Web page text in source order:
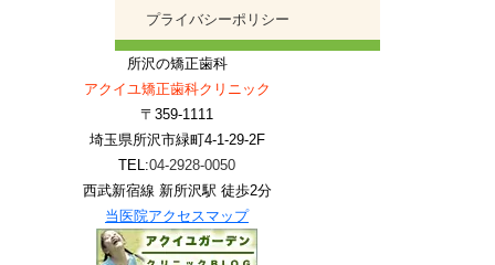
プライバシーポリシー
所沢の矯正歯科
アクイユ矯正歯科クリニック
〒359-1111
埼玉県所沢市緑町4-1-29-2F
TEL:04-2928-0050
西武新宿線 新所沢駅 徒歩2分
当医院アクセスマップ